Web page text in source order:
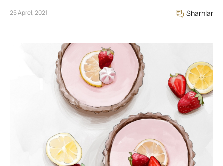
25 Aprel, 2021 Sharhlar